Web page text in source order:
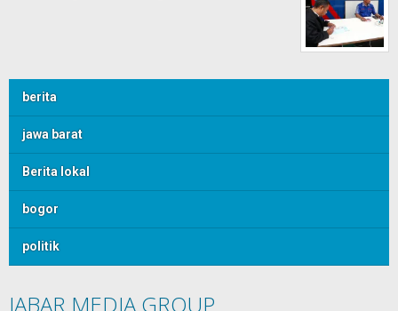
berita
jawa barat
Berita lokal
bogor
politik
JABAR MEDIA GROUP